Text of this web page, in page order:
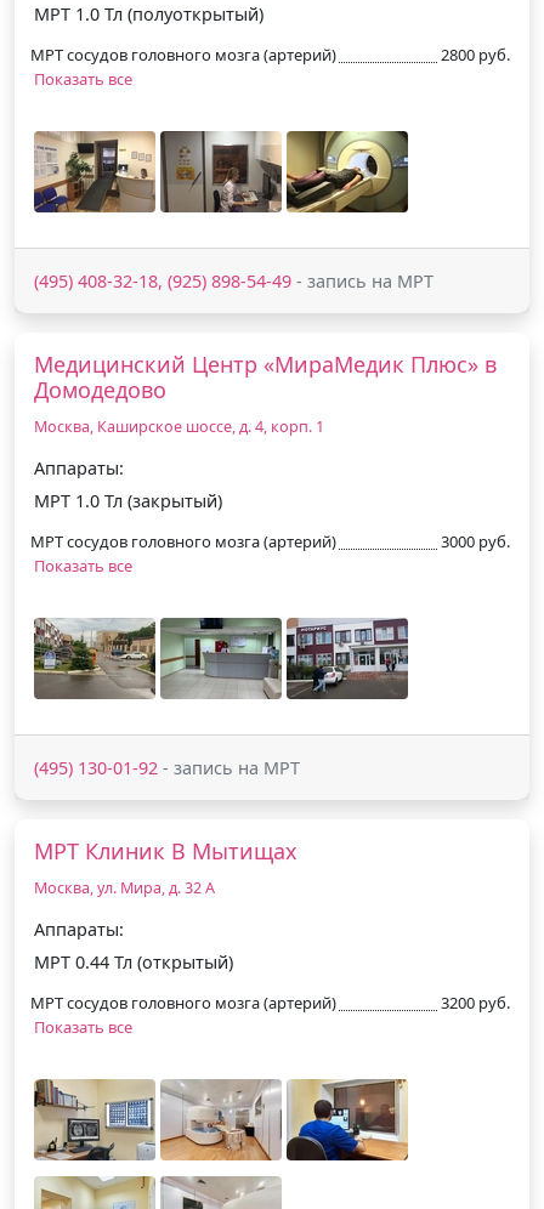
МРТ 1.0 Тл (полуоткрытый)
МРТ сосудов головного мозга (артерий)
2800 руб.
Показать все
(495) 408-32-18, (925) 898-54-49 - запись на МРТ
Медицинский Центр «МираМедик Плюс» в
Домодедово
Москва, Каширское шоссе, д. 4, корп. 1
Аппараты:
МРТ 1.0 Тл (закрытый)
МРТ сосудов головного мозга (артерий)
3000 руб.
Показать все
(495) 130-01-92 - запись на МРТ
МРТ Клиник В Мытищах
Москва, ул. Мира, д. 32 А
Аппараты:
МРТ 0.44 Тл (открытый)
МРТ сосудов головного мозга (артерий)
3200 руб.
Показать все